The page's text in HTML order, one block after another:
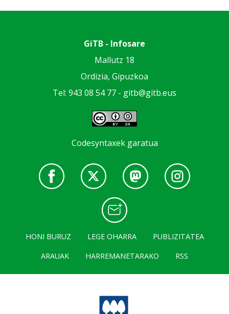
GiTB - Infosare
Mallutz 18
Ordizia, Gipuzkoa
Tel: 943 08 54 77 - gitb@gitb.eus
Codesyntaxek garatua
HONI BURUZ LEGE OHARRA
PUBLIZITATEA
ARAUAK
HARREMANETARAKO RSS